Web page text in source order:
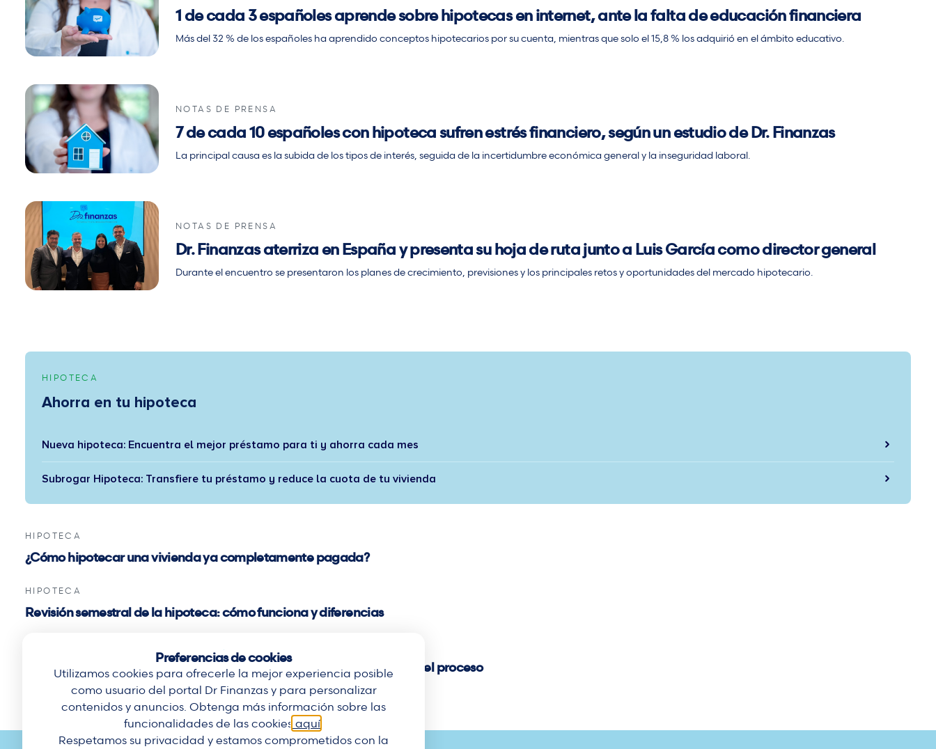
1 de cada 3 españoles aprende sobre hipotecas en internet, ante la falta de educación financiera
Más del 32 % de los españoles ha aprendido conceptos hipotecarios por su cuenta, mientras que solo el 15,8 % los adquirió en el ámbito educativo.
NOTAS DE PRENSA
7 de cada 10 españoles con hipoteca sufren estrés financiero, según un estudio de Dr. Finanzas
La principal causa es la subida de los tipos de interés, seguida de la incertidumbre económica general y la inseguridad laboral.
NOTAS DE PRENSA
Dr. Finanzas aterriza en España y presenta su hoja de ruta junto a Luis García como director general
Durante el encuentro se presentaron los planes de crecimiento, previsiones y los principales retos y oportunidades del mercado hipotecario.
HIPOTECA
Ahorra en tu hipoteca
Nueva hipoteca: Encuentra el mejor préstamo para ti y ahorra cada mes
Subrogar Hipoteca: Transfiere tu préstamo y reduce la cuota de tu vivienda
HIPOTECA
¿Cómo hipotecar una vivienda ya completamente pagada?
HIPOTECA
Revisión semestral de la hipoteca: cómo funciona y diferencias
Ejecución hipotecaria: qué es, cuándo puede ocurrir y cómo funciona el proceso
Preferencias de cookies
Utilizamos cookies para ofrecerle la mejor experiencia posible
como usuario del portal Dr Finanzas y para personalizar
contenidos y anuncios. Obtenga más información sobre las
funcionalidades de las cookies aquí
Respetamos su privacidad y estamos comprometidos con la